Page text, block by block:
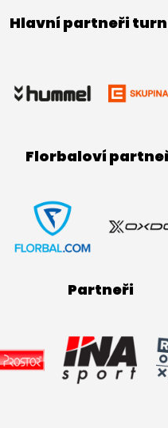
Hlavní partneři
Florbaloví
Partneři